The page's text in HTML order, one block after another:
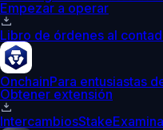
Empezar a operar
Libro de órdenes al
OnchainPara entusiastas
Obtener extensión
IntercambiosStake